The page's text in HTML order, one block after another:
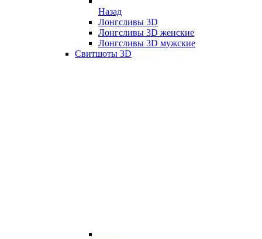
Назад
Лонгсливы 3D
Лонгсливы 3D женские
Лонгсливы 3D мужские
Свитшоты 3D